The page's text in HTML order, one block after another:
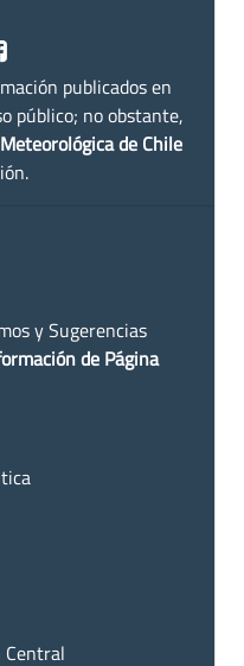
publicados en
público; no obstante,
de Chile
y Sugerencias
de Página
Central